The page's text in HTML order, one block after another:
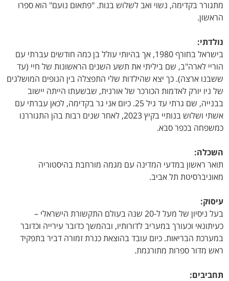
מתגורר בקדימה, נשוי ואב לשלוש בנות. "פתאום נועם" הוא ספרו
הראשון.
נולדתי:
בישראל בחורף 1980, אך בהיותי עולל בן כמה חודשים עברתי עם
הוריי לארה"ב, שם ביליתי את תשע השנים הראשונות של חיי (עד
ששבנו ארצה). כך יצא שהילדות שלי התפצלה בין הנופים המושלגים
של ניו יורק לאדמות הכורכר של אורנית, שבשעתו הייתה יישוב
בבנייה, שם גרתי עד גיל 25.
כיום אני גרבקדימה, לכאן עברתי עם
אשתי ושלוש בנותיי בקיץ 2023, לאחר שנים רבות בהן התגוררנו
כמשפחה בכפר סבא.
השכלה:
תואר ראשון במדעי המדינה עם מגמה מורחבת בהיסטוריה
מאוניברסיטת תל אביב.
עיסוק:
בעל ניסיון של מעל ל-20 שנה בעולם התקשורת הישראלי –
כעיתונאי וכעורך במעריב לדורותיו, ובהמשך כדובר עירייה וכדובר
במערכת הבריאות. כיום עובד בהוצאת כנרת זמורה דביר בתפקיד
ראש מדור ספרות מתורגמת.
תחביבים: